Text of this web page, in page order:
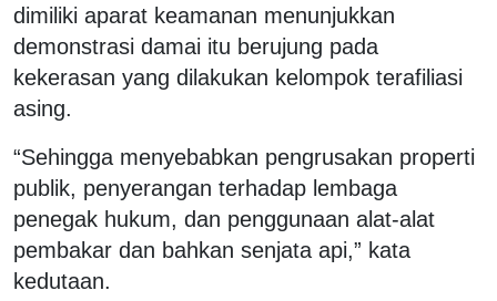
dimiliki aparat keamanan menunjukkan
demonstrasi damai itu berujung pada
kekerasan yang dilakukan kelompok terafiliasi
asing.
“Sehingga menyebabkan pengrusakan properti
publik, penyerangan terhadap lembaga
penegak hukum, dan penggunaan alat-alat
pembakar dan bahkan senjata api,” kata
kedutaan.